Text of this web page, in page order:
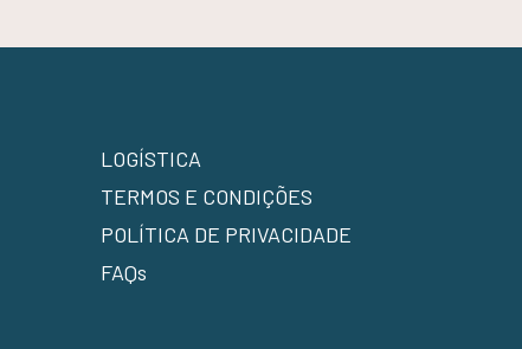
LOGÍSTICA
TERMOS E CONDIÇÕES
POLÍTICA DE PRIVACIDADE
FAQs